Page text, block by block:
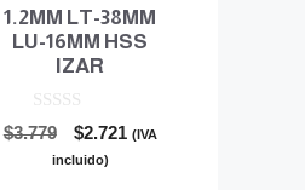
1.2MM LT-38MM
LU-16MM HSS
IZAR
0
d
$3.779
El
precio
$2.721 El
(IVA
incluido)